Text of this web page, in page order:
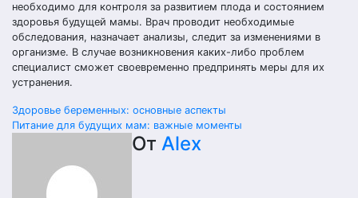
необходимо для контроля за развитием плода и состоянием
здоровья будущей мамы. Врач проводит необходимые
обследования, назначает анализы, следит за изменениями в
организме. В случае возникновения каких-либо проблем
специалист сможет своевременно предпринять меры для их
устранения.
Навигация
записям
Здоровье беременных: основные аспекты
Питание для будущих мам: важные моменты
От Alex